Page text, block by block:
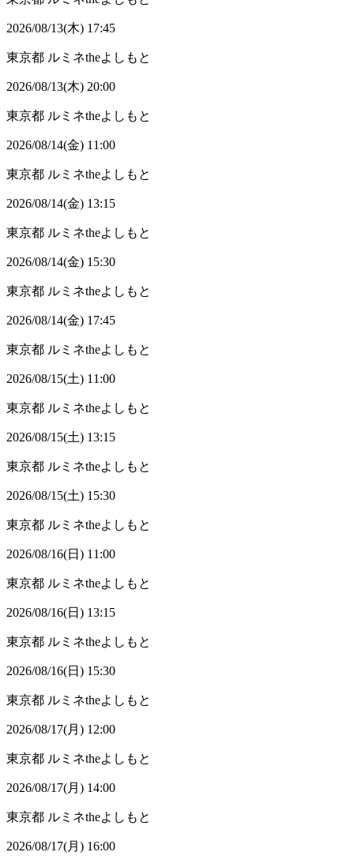
2026/08/13(木) 17:45
東京都 ルミネtheよしもと
2026/08/13(木) 20:00
東京都 ルミネtheよしもと
2026/08/14(金) 11:00
東京都 ルミネtheよしもと
2026/08/14(金) 13:15
東京都 ルミネtheよしもと
2026/08/14(金) 15:30
東京都 ルミネtheよしもと
2026/08/14(金) 17:45
東京都 ルミネtheよしもと
2026/08/15(土) 11:00
東京都 ルミネtheよしもと
2026/08/15(土) 13:15
東京都 ルミネtheよしもと
2026/08/15(土) 15:30
東京都 ルミネtheよしもと
2026/08/16(日) 11:00
東京都 ルミネtheよしもと
2026/08/16(日) 13:15
東京都 ルミネtheよしもと
2026/08/16(日) 15:30
東京都 ルミネtheよしもと
2026/08/17(月) 12:00
東京都 ルミネtheよしもと
2026/08/17(月) 14:00
東京都 ルミネtheよしもと
2026/08/17(月) 16:00